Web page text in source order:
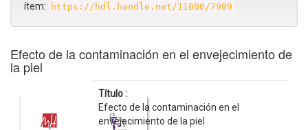
ítem:
https://hdl.handle.net/11000/7989
Efecto de la contaminación en el envejecimiento de
la piel
Título :
Efecto de la contaminación en el
envejecimiento de la piel